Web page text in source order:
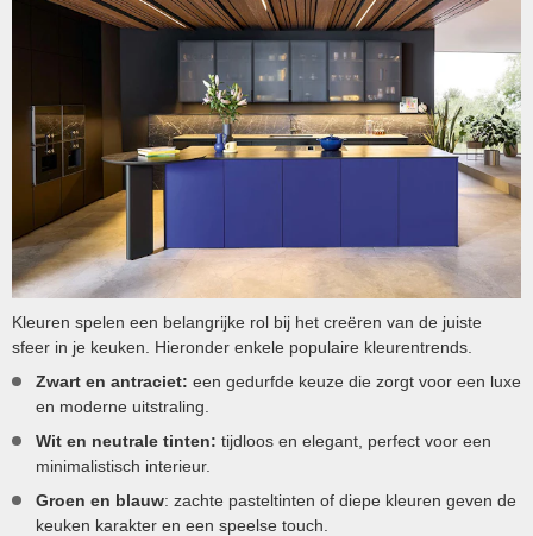
Kleuren spelen een belangrijke rol bij het creëren van de juiste
sfeer in je keuken. Hieronder enkele populaire kleurentrends.
Zwart en antraciet: een gedurfde keuze die zorgt voor een luxe
en moderne uitstraling.
Wit en neutrale tinten: tijdloos en elegant, perfect voor een
minimalistisch interieur.
Groen en blauw: zachte pasteltinten of diepe kleuren geven de
keuken karakter en een speelse touch.